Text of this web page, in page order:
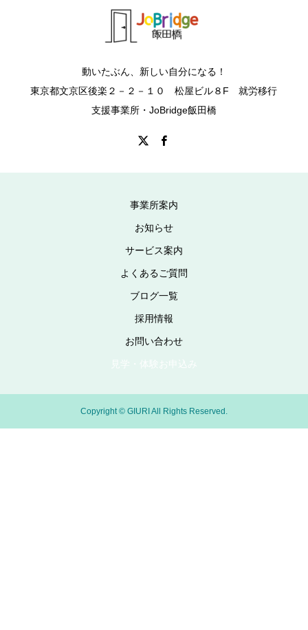
動いたぶん、新しい自分になる！
東京都文京区後楽２－２－１０ 松屋ビル８F 就労移行
支援事業所・JoBridge飯田橋
事業所案内
お知らせ
サービス案内
よくあるご質問
ブログ一覧
採用情報
お問い合わせ
見学・体験お申込み
Copyright © GIURI All Rights Reserved.